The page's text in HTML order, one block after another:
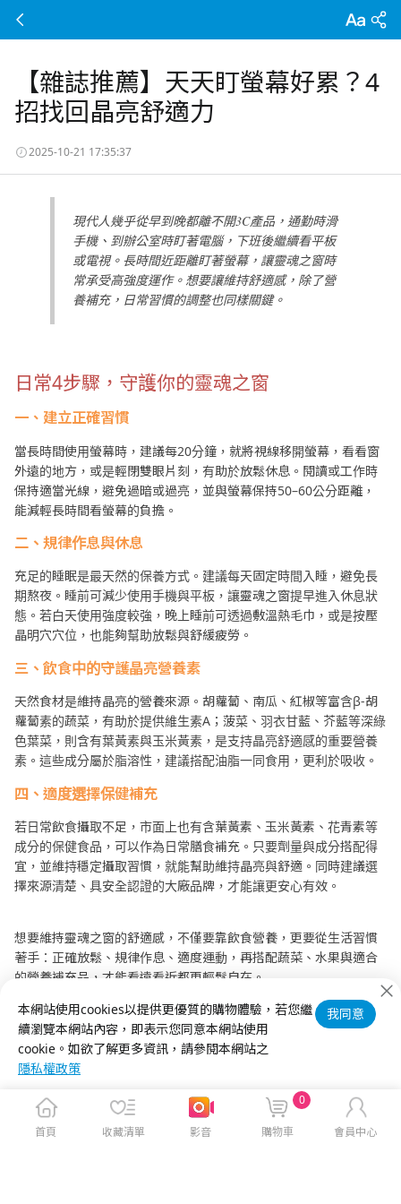
【雜誌推薦】天天盯螢幕好累？4
招找回晶亮舒適力
2025-10-21 17:35:37
現代人幾乎從早到晚都離不開3C產品，通勤時滑
手機、到辦公室時盯著電腦，下班後繼續看平板
或電視。長時間近距離盯著螢幕，讓靈魂之窗時
常承受高強度運作。想要讓維持舒適感，除了營
養補充，日常習慣的調整也同樣關鍵。
日常4步驟，守護你的靈魂之窗
一、建立正確習慣
當長時間使用螢幕時，建議每20分鐘，就將視線移開螢幕，看看窗
外遠的地方，或是輕閉雙眼片刻，有助於放鬆休息。閱讀或工作時
保持適當光線，避免過暗或過亮，並與螢幕保持50–60公分距離，
能減輕長時間看螢幕的負擔。
二、規律作息與休息
充足的睡眠是最天然的保養方式。建議每天固定時間入睡，避免長
期熬夜。睡前可減少使用手機與平板，讓靈魂之窗提早進入休息狀
態。若白天使用強度較強，晚上睡前可透過敷溫熱毛巾，或是按壓
晶明穴穴位，也能夠幫助放鬆與舒緩疲勞。
三、飲食中的守護晶亮營養素
天然食材是維持晶亮的營養來源。胡蘿蔔、南瓜、紅椒等富含β-胡
蘿蔔素的蔬菜，有助於提供維生素A；菠菜、羽衣甘藍、芥藍等深綠
色葉菜，則含有葉黃素與玉米黃素，是支持晶亮舒適感的重要營養
素。這些成分屬於脂溶性，建議搭配油脂一同食用，更利於吸收。
四、適度選擇保健補充
若日常飲食攝取不足，市面上也有含葉黃素、玉米黃素、花青素等
成分的保健食品，可以作為日常膳食補充。只要劑量與成分搭配得
宜，並維持穩定攝取習慣，就能幫助維持晶亮與舒適。同時建議選
擇來源清楚、具安全認證的大廠品牌，才能讓更安心有效。
想要維持靈魂之窗的舒適感，不僅要靠飲食營養，更要從生活習慣
著手：正確放鬆、規律作息、適度運動，再搭配蔬菜、水果與適合
的營養補充品，才能看遠看近都更輕鬆自在。
小提醒：本文僅提供生活與營養建議，非醫療或治療指引。如有持
續不適，請諮詢專業醫師評估。
本網站使用cookies以提供更優質的購物體驗，若您繼
續瀏覽本網站內容，即表示您同意本網站使用
cookie。如欲了解更多資訊，請參閱本網站之
隱私權政策
我同意
首頁 收藏清單 影音 購物車
0
會員中心